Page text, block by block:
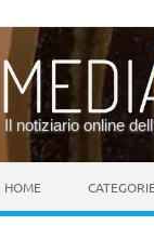
Il notiziario online
HOME CATEGORIE